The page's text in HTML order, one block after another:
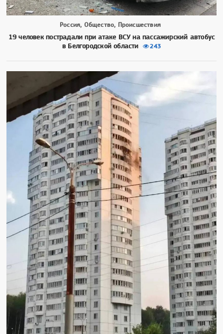
Россия, Общество, Происшествия
19 человек пострадали при атаке ВСУ на пассажирский автобус
в Белгородской области
243